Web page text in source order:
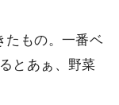
たもの。一番ベ
とあぁ、野菜